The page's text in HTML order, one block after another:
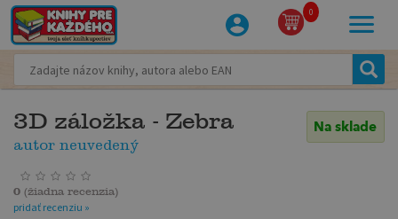
0
3D záložka - Zebra
autor neuvedený
Na sklade
0 (žiadna recenzia)
pridať recenziu »